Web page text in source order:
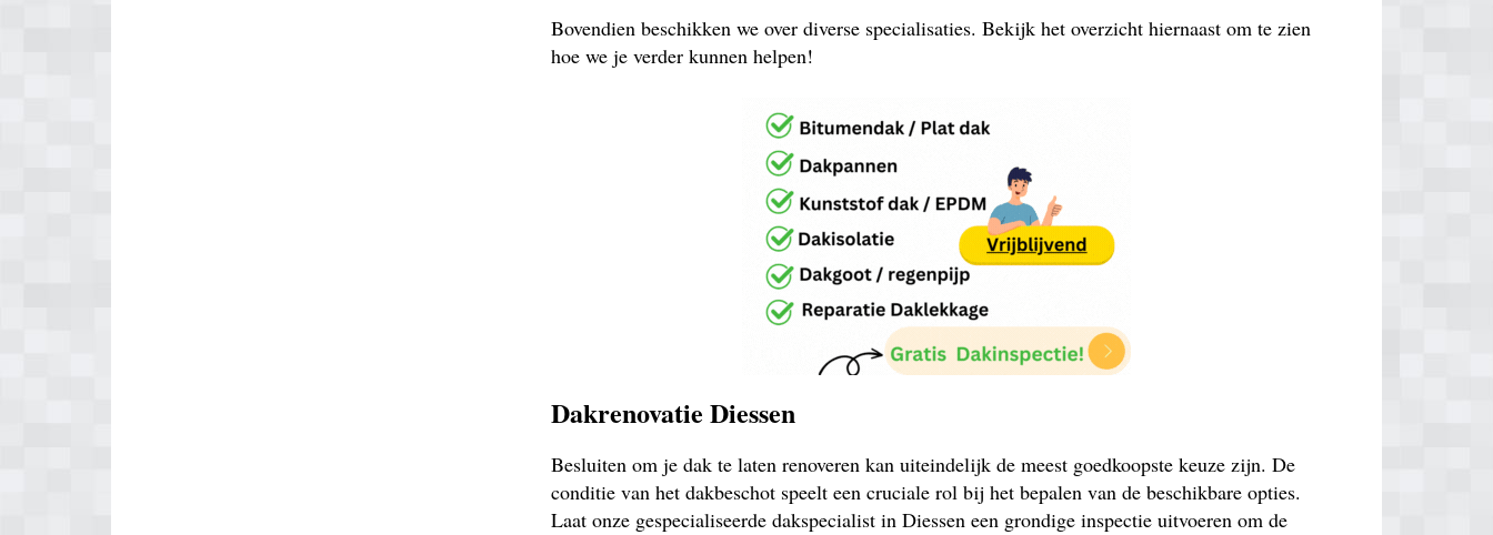
Bovendien beschikken we over diverse specialisaties. Bekijk het overzicht hiernaast om te zien
hoe we je verder kunnen helpen!
Dakrenovatie Diessen
Besluiten om je dak te laten renoveren kan uiteindelijk de meest goedkoopste keuze zijn. De
conditie van het dakbeschot speelt een cruciale rol bij het bepalen van de beschikbare opties.
Laat onze gespecialiseerde dakspecialist in Diessen een grondige inspectie uitvoeren om de